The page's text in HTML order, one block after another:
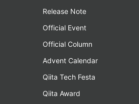
Release Note
Official Event
Official Column
Advent Calendar
Qiita Tech Festa
Qiita Award